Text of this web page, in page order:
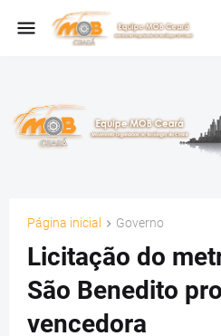
Página inicial Governo
Licitação do
São Benedito
vencedora